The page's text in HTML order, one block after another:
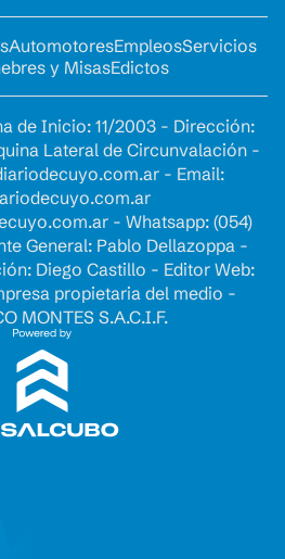
AutomotoresEmpleosServicios
y MisasEdictos
de Inicio: 11/2003 - Dirección:
Lateral de Circunvalación -
- Email:
- Whatsapp: (054)
General: Pablo Dellazoppa -
Diego Castillo - Editor Web:
propietaria del medio -
MONTES S.A.C.I.F.